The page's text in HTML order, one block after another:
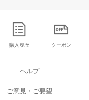
購入履歴 クーポン
ヘルプ
ご意見・ご要望